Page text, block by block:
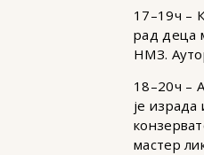
17–19ч –
рад деца
НМЗ.
18–20ч –
је
мастер